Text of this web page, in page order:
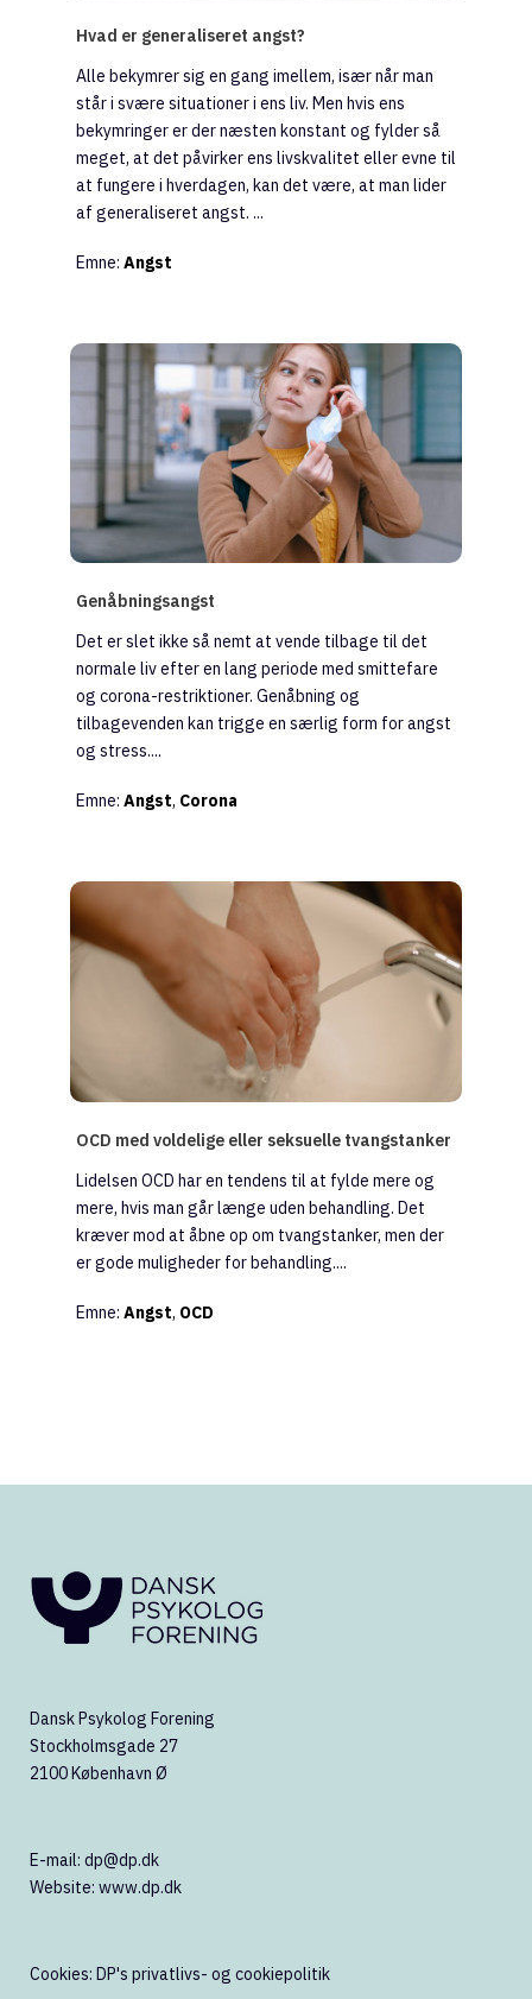
Hvad er generaliseret angst?
Alle bekymrer sig en gang imellem, især når man
står i svære situationer i ens liv. Men hvis ens
bekymringer er der næsten konstant og fylder så
meget, at det påvirker ens livskvalitet eller evne til
at fungere i hverdagen, kan det være, at man lider
af generaliseret angst. ...
Emne: Angst
Genåbningsangst
Det er slet ikke så nemt at vende tilbage til det
normale liv efter en lang periode med smittefare
og corona-restriktioner. Genåbning og
tilbagevenden kan trigge en særlig form for angst
og stress....
Emne: Angst, Corona
OCD med voldelige eller seksuelle tvangstanker
Lidelsen OCD har en tendens til at fylde mere og
mere, hvis man går længe uden behandling. Det
kræver mod at åbne op om tvangstanker, men der
er gode muligheder for behandling....
Emne: Angst, OCD
Dansk Psykolog Forening
Stockholmsgade 27
2100 København Ø
E-mail: dp@dp.dk
Website: www.dp.dk
Cookies: DP's privatlivs- og cookiepolitik